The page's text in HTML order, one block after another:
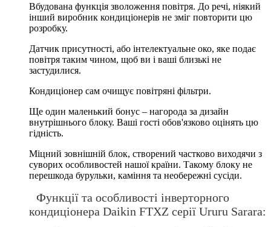
Вбудована функція зволоження повітря. До речі, ніякий
інший виробник кондиціонерів не зміг повторити цю
розробку.
Датчик присутності, або інтелектуальне око, яке подає
повітря таким чином, щоб ви і ваші близькі не
застудилися.
Кондиціонер сам очищує повітряні фільтри.
Ще один маленький бонус – нагорода за дизайн
внутрішнього блоку. Ваші гості обов'язково оцінять цю
гідність.
Міцний зовнішній блок, створений частково виходячи з
суворих особливостей нашої країни. Такому блоку не
перешкода бурульки, каміння та необережні сусіди.
Функції та особливості інверторного
кондиціонера Daikin FTXZ серії Ururu Sarara: